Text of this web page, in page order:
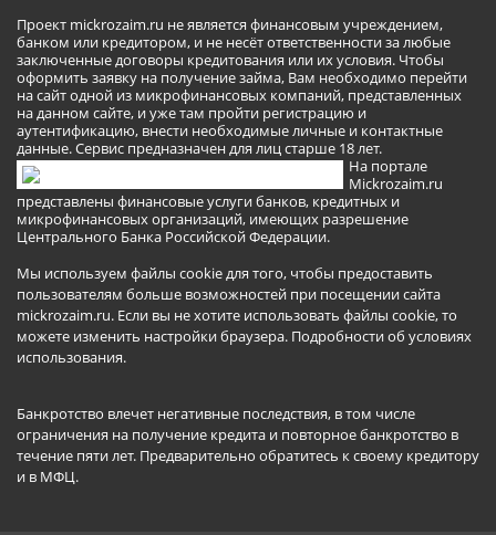
Проект mickrozaim.ru не является финансовым учреждением,
банком или кредитором, и не несёт ответственности за любые
заключенные договоры кредитования или их условия. Чтобы
оформить заявку на получение займа, Вам необходимо перейти
на сайт одной из микрофинансовых компаний, представленных
на данном сайте, и уже там пройти регистрацию и
аутентификацию, внести необходимые личные и контактные
данные. Сервис предназначен для лиц старше 18 лет.
На портале
Mickrozaim.ru
представлены финансовые услуги банков, кредитных и
микрофинансовых организаций, имеющих разрешение
Центрального Банка Российской Федерации.
Мы используем файлы cookie для того, чтобы предоставить
пользователям больше возможностей при посещении сайта
mickrozaim.ru. Если вы не хотите использовать файлы cookie, то
можете изменить настройки браузера. Подробности об условиях
использования.
Банкротство влечет негативные последствия, в том числе
ограничения на получение кредита и повторное банкротство в
течение пяти лет. Предварительно обратитесь к своему кредитору
и в МФЦ.